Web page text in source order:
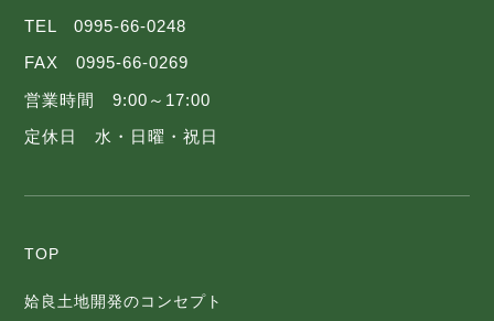
TEL 0995-66-0248
FAX 0995-66-0269
営業時間 9:00～17:00
定休日 水・日曜・祝日
TOP
姶良土地開発のコンセプト